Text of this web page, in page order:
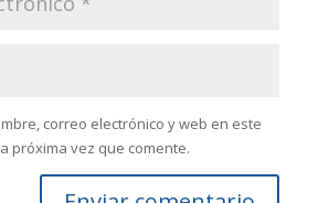
correo electrónico y web en este
próxima vez que comente.